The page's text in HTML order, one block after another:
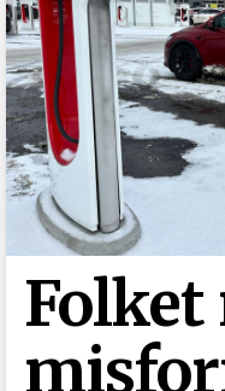
Folket